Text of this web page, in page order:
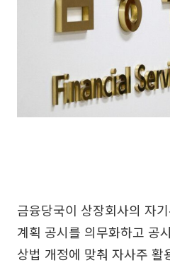
금융당국이 상장회사의 자
계획 공시를 의무화하고 공
상법 개정에 맞춰 자사주 활